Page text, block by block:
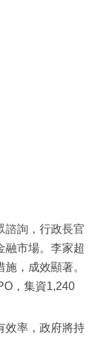
諮詢，行政長官
融市場。李家超
，成效顯著。
，集資1,240
效率，政府將持